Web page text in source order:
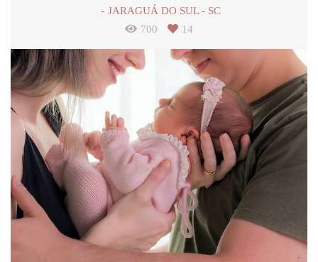
JARAGUÁ DO SUL - SC
700
14